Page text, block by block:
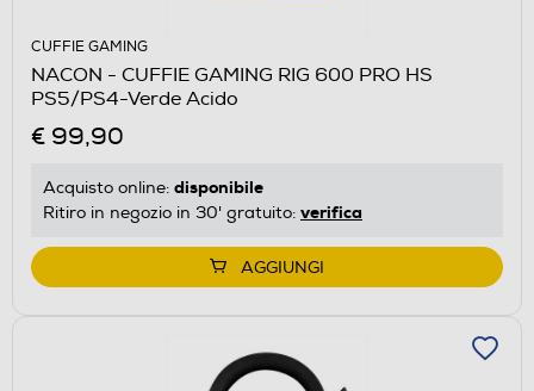
CUFFIE GAMING
NACON - CUFFIE GAMING RIG 600 PRO HS
PS5/PS4-Verde Acido
€ 99,90
Acquisto online: disponibile
Ritiro in negozio in 30' gratuito: verifica
AGGIUNGI